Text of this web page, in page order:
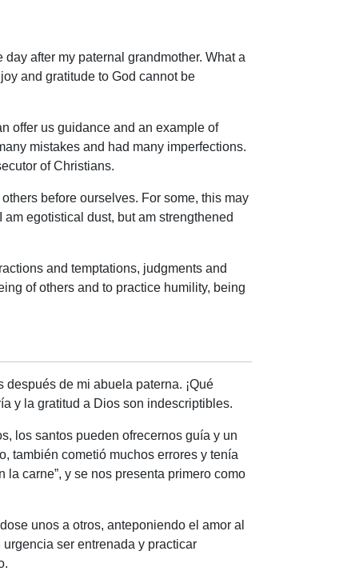
after my paternal grandmother. What a
and gratitude to God cannot be
offer us guidance and an example of
mistakes and had many imperfections.
of Christians.
before ourselves. For some, this may
egotistical dust, but am strengthened
and temptations, judgments and
of others and to practice humility, being
de mi abuela paterna. ¡Qué
y la gratitud a Dios son indescriptibles.
los santos pueden ofrecernos guía y un
también cometió muchos errores y tenía
carne”, y se nos presenta primero como
unos a otros, anteponiendo el amor al
ser entrenada y practicar